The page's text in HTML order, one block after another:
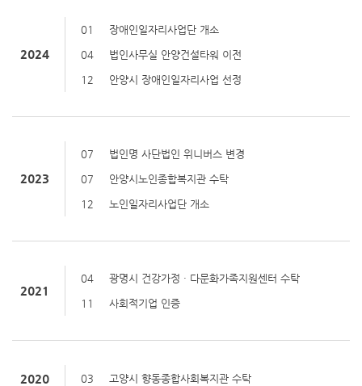
2024
01 장애인일자리사업단 개소
04 법인사무실 안양건설타워 이전
12 안양시 장애인일자리사업 선정
2023
07 법인명 사단법인 위니버스 변경
07 안양시노인종합복지관 수탁
12 노인일자리사업단 개소
2021
04 광명시 건강가정 · 다문화가족지원센터 수탁
11 사회적기업 인증
2020 03 고양시 향동종합사회복지관 수탁